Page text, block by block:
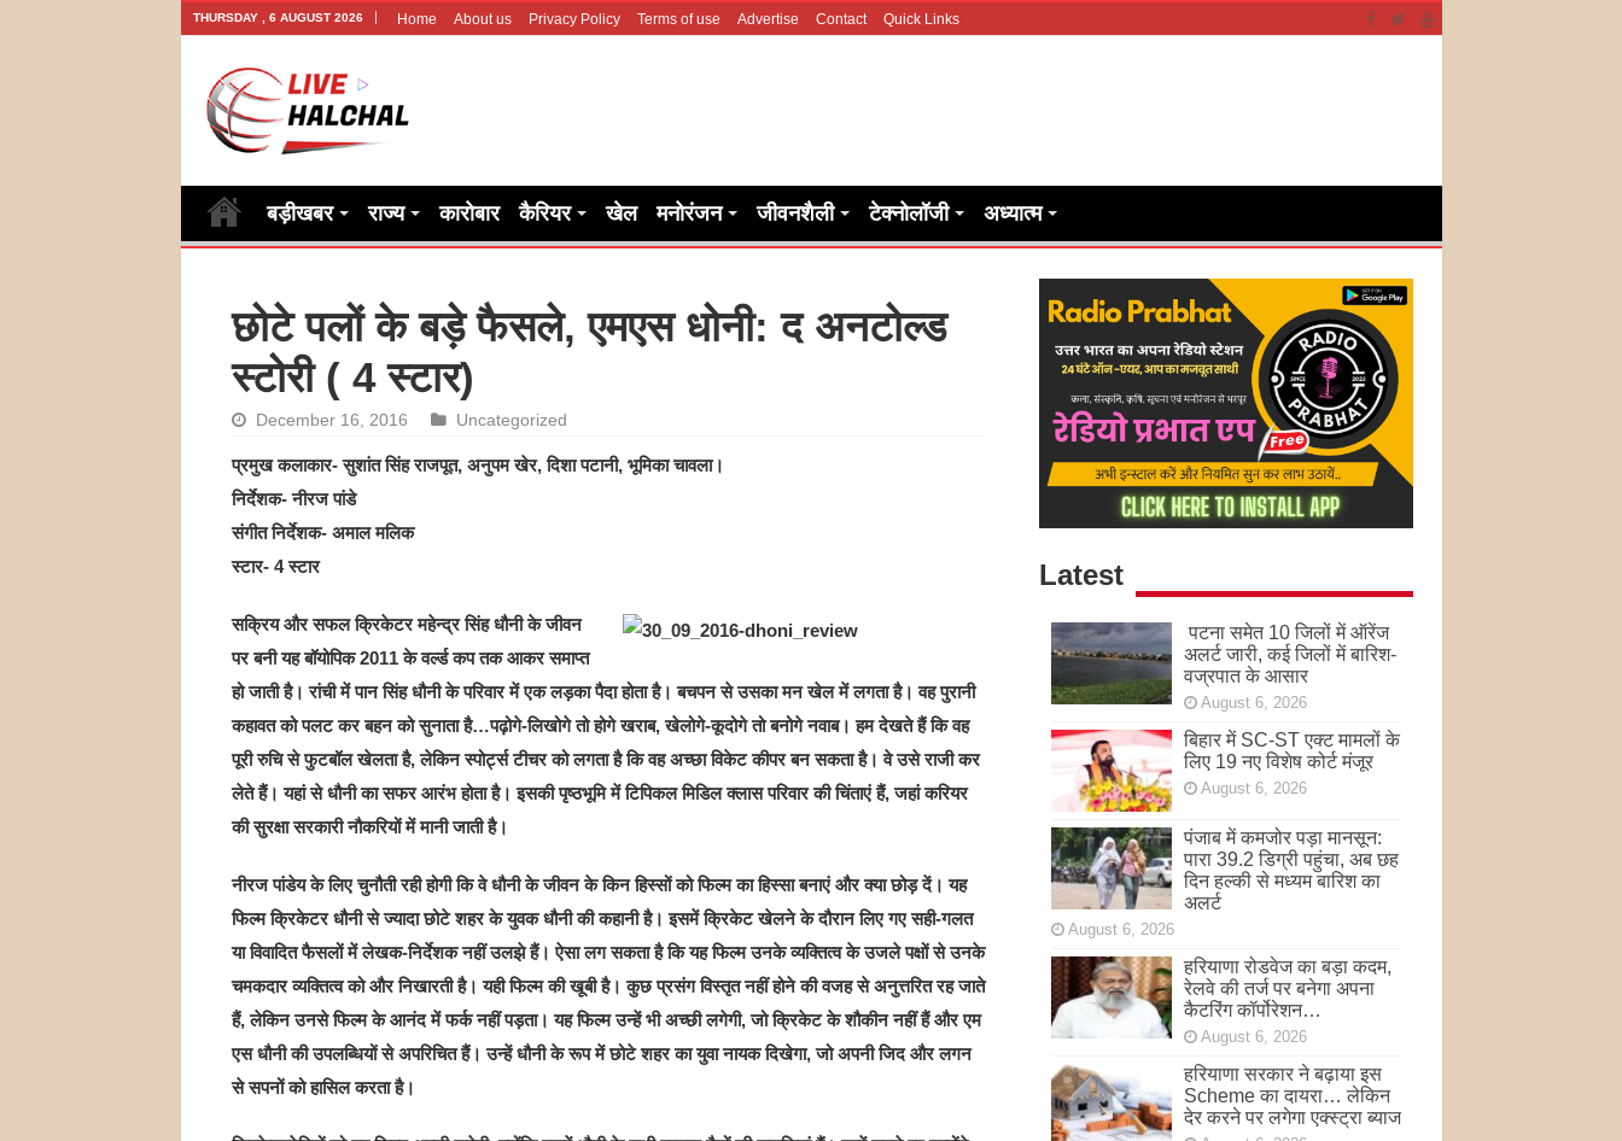
THURSDAY , 6 AUGUST 2026 Home About us Privacy Policy Terms of use Advertise Contact Quick Links
बड़ीखबर राज्य कारोबार कैरियर खेल मनोरंजन जीवनशैली टेक्नोलॉजी अध्यात्म
छोटे पलों के बड़े फैसले, एमएस धोनी: द अनटोल्ड
स्टोरी ( 4 स्‍टार)
December 16, 2016 Uncategorized
प्रमुख कलाकार- सुशांत सिंह राजपूत, अनुपम खेर, दिशा पटानी, भूमिका चावला।
निर्देशक- नीरज पांडे
संगीत निर्देशक- अमाल मलिक
स्टार- 4 स्टार
सक्रिय और सफल क्रिकेटर महेन्द्र सिंह धौनी के जीवन
पर बनी यह बॉयोपिक 2011 के वर्ल्ड कप तक आकर समाप्त
हो जाती है। रांची में पान सिंह धौनी के परिवार में एक लड़का पैदा होता है। बचपन से उसका मन खेल में लगता है। वह पुरानी
कहावत को पलट कर बहन को सुनाता है…पढ़ोगे-लिखोगे तो होगे खराब, खेलोगे-कूदोगे तो बनोगे नवाब। हम देखते हैं कि वह
पूरी रुचि से फुटबॉल खेलता है, लेकिन स्पोर्ट्स टीचर को लगता है कि वह अच्छा विकेट कीपर बन सकता है। वे उसे राजी कर
लेते हैं। यहां से धौनी का सफर आरंभ होता है। इसकी पृष्ठभूमि में टिपिकल मिडिल क्लास परिवार की चिंताएं हैं, जहां करियर
की सुरक्षा सरकारी नौकरियों में मानी जाती है।
नीरज पांडेय के लिए चुनौती रही होगी कि वे धौनी के जीवन के किन हिस्सों को फिल्म का हिस्सा बनाएं और क्या छोड़ दें। यह
फिल्म क्रिकेटर धौनी से ज्यादा छोटे शहर के युवक धौनी की कहानी है। इसमें क्रिकेट खेलने के दौरान लिए गए सही-गलत
या विवादित फैसलों में लेखक-निर्देशक नहीं उलझे हैं। ऐसा लग सकता है कि यह फिल्म उनके व्यक्तित्व के उजले पक्षों से उनके
चमकदार व्यक्तित्व को और निखारती है। यही फिल्म की खूबी है। कुछ प्रसंग विस्तृत नहीं होने की वजह से अनुत्तरित रह जाते
हैं, लेकिन उनसे फिल्म के आनंद में फर्क नहीं पड़ता। यह फिल्म उन्हें भी अच्छी लगेगी, जो क्रिकेट के शौकीन नहीं हैं और एम
एस धौनी की उपलब्धियों से अपरिचित हैं। उन्हें धौनी के रूप में छोटे शहर का युवा नायक दिखेगा, जो अपनी जिद और लगन
से सपनों को हासिल करता है।
Latest
पटना समेत 10 जिलों में ऑरेंज
अलर्ट जारी, कई जिलों में बारिश-
वज्रपात के आसार
August 6, 2026
बिहार में SC-ST एक्ट मामलों के
लिए 19 नए विशेष कोर्ट मंजूर
August 6, 2026
पंजाब में कमजोर पड़ा मानसून:
पारा 39.2 डिग्री पहुंचा, अब छह
दिन हल्की से मध्यम बारिश का
अलर्ट
August 6, 2026
हरियाणा रोडवेज का बड़ा कदम,
रेलवे की तर्ज पर बनेगा अपना
कैटरिंग कॉर्पोरेशन…
August 6, 2026
हरियाणा सरकार ने बढ़ाया इस
Scheme का दायरा… लेकिन
देर करने पर लगेगा एक्स्ट्रा ब्याज